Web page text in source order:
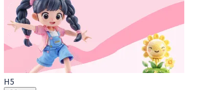
H5